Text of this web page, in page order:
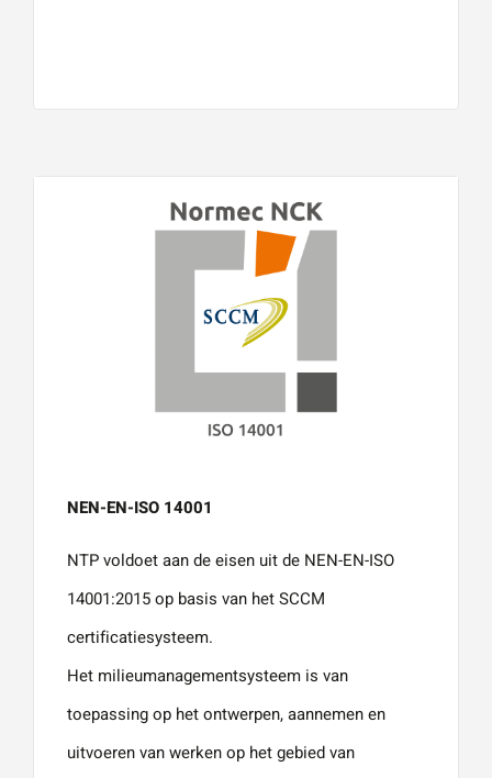
NEN-EN-ISO 14001
NTP voldoet aan de eisen uit de NEN-EN-ISO
14001:2015 op basis van het SCCM
certificatiesysteem.
Het milieumanagementsysteem is van
toepassing op het ontwerpen, aannemen en
uitvoeren van werken op het gebied van